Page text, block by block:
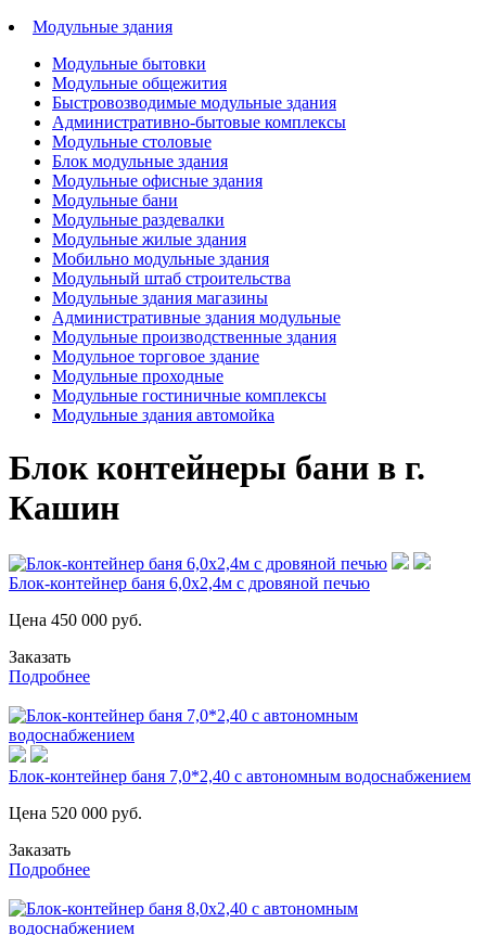
Модульные здания
Модульные бытовки
Модульные общежития
Быстровозводимые модульные здания
Административно-бытовые комплексы
Модульные столовые
Блок модульные здания
Модульные офисные здания
Модульные бани
Модульные раздевалки
Модульные жилые здания
Мобильно модульные здания
Модульный штаб строительства
Модульные здания магазины
Административные здания модульные
Модульные производственные здания
Модульное торговое здание
Модульные проходные
Модульные гостиничные комплексы
Модульные здания автомойка
Блок контейнеры бани в г.
Кашин
Блок-контейнер баня 6,0х2,4м с дровяной печью
Цена 450 000 руб.
Заказать
Подробнее
Блок-контейнер баня 7,0*2,40 с автономным водоснабжением
Цена 520 000 руб.
Заказать
Подробнее